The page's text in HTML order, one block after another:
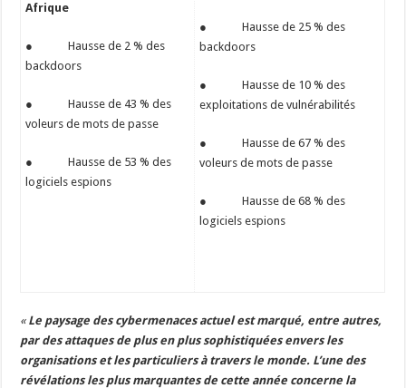
Afrique
● Hausse de 2 % des
backdoors
● Hausse de 43 % des
voleurs de mots de passe
● Hausse de 53 % des
logiciels espions
● Hausse de 25 % des
backdoors
● Hausse de 10 % des
exploitations de vulnérabilités
● Hausse de 67 % des
voleurs de mots de passe
● Hausse de 68 % des
logiciels espions
« Le paysage des cybermenaces actuel est marqué, entre autres,
par des attaques de plus en plus sophistiquées envers les
organisations et les particuliers à travers le monde. L’une des
révélations les plus marquantes de cette année concerne la